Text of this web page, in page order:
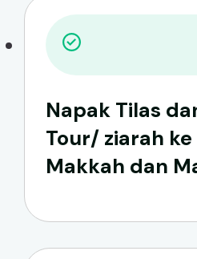
Napak Tilas
Tour/ ziarah ke
Makkah dan